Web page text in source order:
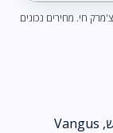
חי. מחירים נכונים
מחיר התחלתי: SiteGround מ-$2.99/חודש, Vangus